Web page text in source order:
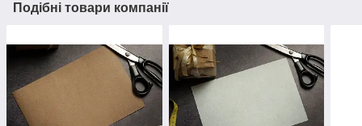
Подібні товари компанії